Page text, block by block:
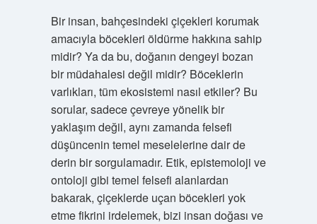
Bir insan, bahçesindeki çiçekleri korumak
amacıyla böcekleri öldürme hakkına sahip
midir? Ya da bu, doğanın dengeyi bozan
bir müdahalesi değil midir? Böceklerin
varlıkları, tüm ekosistemi nasıl etkiler? Bu
sorular, sadece çevreye yönelik bir
yaklaşım değil, aynı zamanda felsefi
düşüncenin temel meselelerine dair de
derin bir sorgulamadır. Etik, epistemoloji ve
ontoloji gibi temel felsefi alanlardan
bakarak, çiçeklerde uçan böcekleri yok
etme fikrini irdelemek, bizi insan doğası ve